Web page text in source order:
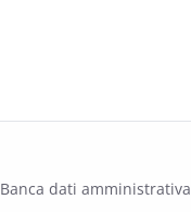
Banca dati amministrativa